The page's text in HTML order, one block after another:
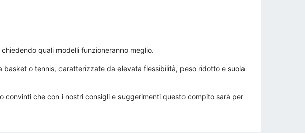
quali modelli funzioneranno meglio.
o tennis, caratterizzate da elevata flessibilità, peso ridotto e suola
che con i nostri consigli e suggerimenti questo compito sarà per